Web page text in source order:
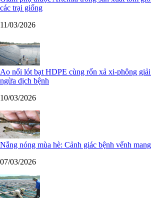
các trại giống
11/03/2026
Ao nổi lót bạt HDPE cùng rốn xả xi-phông
ngừa dịch bệnh
10/03/2026
Nắng nóng mùa hè: Cảnh giác bệnh vểnh
07/03/2026